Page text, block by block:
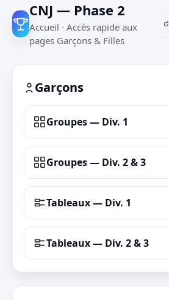
CNJ — Phase 2
Accueil · Accès rapide aux
pages Garçons & Filles
Garçons
Groupes — Div. 1
Groupes — Div. 2 & 3
Tableaux — Div. 1
Tableaux — Div. 2 & 3